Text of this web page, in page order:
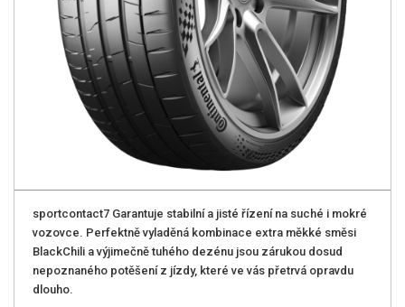
sportcontact7 Garantuje stabilní a jisté řízení na suché i mokré
vozovce. Perfektně vyladěná kombinace extra měkké směsi
BlackChili a výjimečně tuhého dezénu jsou zárukou dosud
nepoznaného potěšení z jízdy, které ve vás přetrvá opravdu
dlouho.